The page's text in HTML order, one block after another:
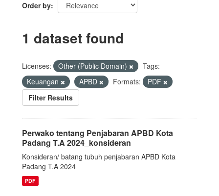
Order by
1 dataset found
Licenses: Other (Public Domain)
Tags:
Keuangan
APBD Formats:
PDF
Filter Results
Perwako tentang Penjabaran APBD Kota
Padang T.A 2024_konsideran
Konsideran/ batang tubuh penjabaran APBD Kota
Padang T.A 2024
PDF